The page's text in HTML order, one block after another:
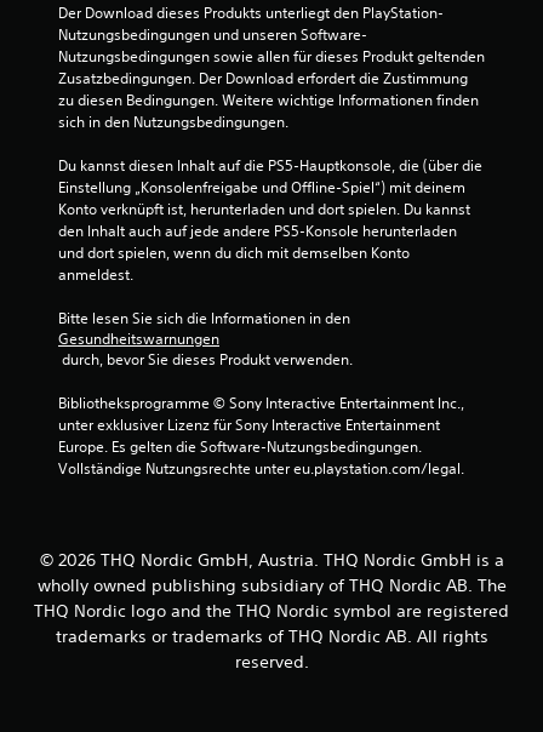
Der Download dieses Produkts unterliegt den PlayStation-
Nutzungsbedingungen und unseren Software-
Nutzungsbedingungen sowie allen für dieses Produkt geltenden
Zusatzbedingungen. Der Download erfordert die Zustimmung
zu diesen Bedingungen. Weitere wichtige Informationen finden
sich in den Nutzungsbedingungen.
Du kannst diesen Inhalt auf die PS5-Hauptkonsole, die (über die
Einstellung „Konsolenfreigabe und Offline-Spiel“) mit deinem
Konto verknüpft ist, herunterladen und dort spielen. Du kannst
den Inhalt auch auf jede andere PS5-Konsole herunterladen
und dort spielen, wenn du dich mit demselben Konto
anmeldest.
Bitte lesen Sie sich die Informationen in den
Gesundheitswarnungen
durch, bevor Sie dieses Produkt verwenden.
Bibliotheksprogramme © Sony Interactive Entertainment Inc.,
unter exklusiver Lizenz für Sony Interactive Entertainment
Europe. Es gelten die Software-Nutzungsbedingungen.
Vollständige Nutzungsrechte unter eu.playstation.com/legal.
© 2026 THQ Nordic GmbH, Austria. THQ Nordic GmbH is a
wholly owned publishing subsidiary of THQ Nordic AB. The
THQ Nordic logo and the THQ Nordic symbol are registered
trademarks or trademarks of THQ Nordic AB. All rights
reserved.